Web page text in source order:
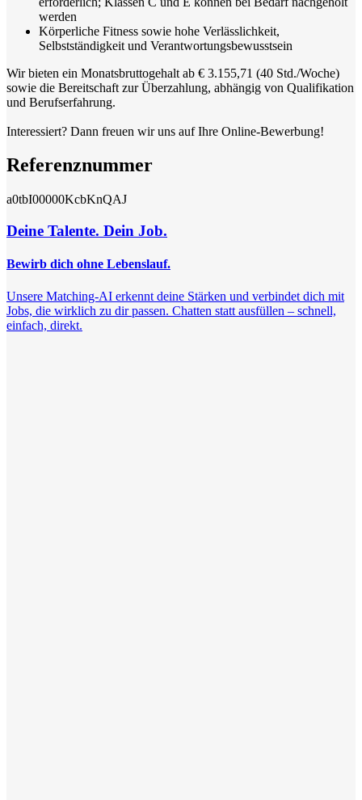
werden
Körperliche Fitness sowie hohe Verlässlichkeit,
Selbstständigkeit und Verantwortungsbewusstsein
Wir bieten ein Monatsbruttogehalt ab € 3.155,71 (40 Std./Woche)
sowie die Bereitschaft zur Überzahlung, abhängig von Qualifikation
und Berufserfahrung.
Interessiert? Dann freuen wir uns auf Ihre Online-Bewerbung!
Referenznummer
a0tbI00000KcbKnQAJ
Deine Talente. Dein Job.
Bewirb dich ohne Lebenslauf.
Unsere Matching-AI erkennt deine Stärken und verbindet dich mit
Jobs, die wirklich zu dir passen. Chatten statt ausfüllen – schnell,
einfach, direkt.